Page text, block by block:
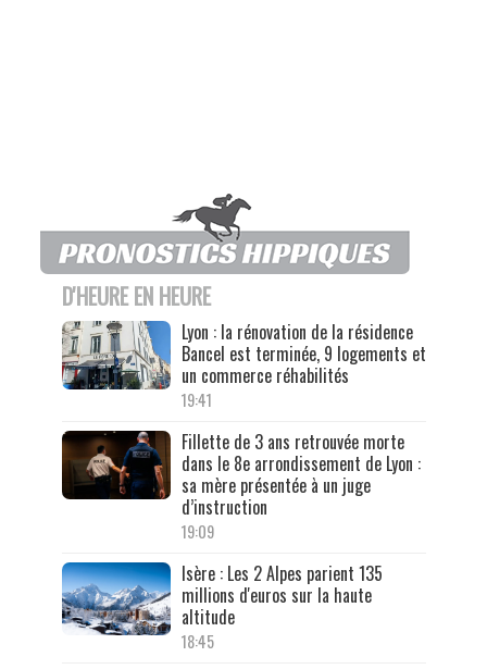
D'HEURE EN HEURE
Lyon : la rénovation de la résidence
Bancel est terminée, 9 logements et
un commerce réhabilités
19:41
Fillette de 3 ans retrouvée morte
dans le 8e arrondissement de Lyon :
sa mère présentée à un juge
d’instruction
19:09
Isère : Les 2 Alpes parient 135
millions d'euros sur la haute
altitude
18:45